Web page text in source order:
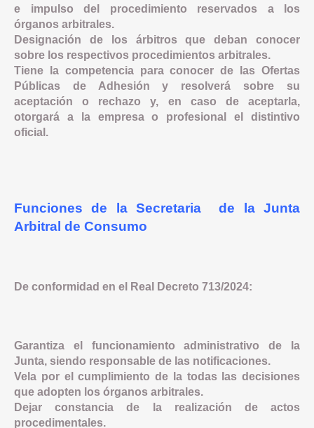
e impulso del procedimiento reservados a los
órganos arbitrales.
Designación de los árbitros que deban conocer
sobre los respectivos procedimientos arbitrales.
Tiene la competencia para conocer de las Ofertas
Públicas de Adhesión y resolverá sobre su
aceptación o rechazo y, en caso de aceptarla,
otorgará a la empresa o profesional el distintivo
oficial.
Funciones de la Secretaria de la Junta
Arbitral de Consumo
De conformidad en el Real Decreto 713/2024:
Garantiza el funcionamiento administrativo de la
Junta, siendo responsable de las notificaciones.
Vela por el cumplimiento de la todas las decisiones
que adopten los órganos arbitrales.
Dejar constancia de la realización de actos
procedimentales.